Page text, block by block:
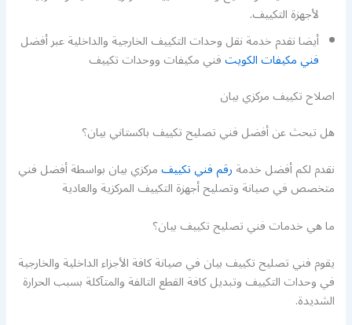
لأجهزة التكييف.
أيضا نقدم خدمة نقل وحدات التكييف الخارجية والداخلية عبر أفضل
فني مكيفات الكويتفني مكيفات ووحدات تكييف
اصلاح تكييف مركزي بيان
هل تبحث عن أفضل فني تصليح تكييف باكستاني بيان؟
نقدم لكم أفضل خدمةرقم فني تكييفمركزي بيان بواسطة أفضل فني
متخصص في صيانة وتصليح أجهزة التكييف المركزية والعادية
ما هي خدمات فني تصليح تكييف بيان؟
يقوم فني تصليح تكييف بيان في صيانة كافة الأجزاء الداخلية والخارجية
في وحدات التكييف وتبديل كافة القطع التالفة والمتآكلة بسبب الحرارة
الشديدة.